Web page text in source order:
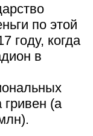
по этой
году, когда
в
(а